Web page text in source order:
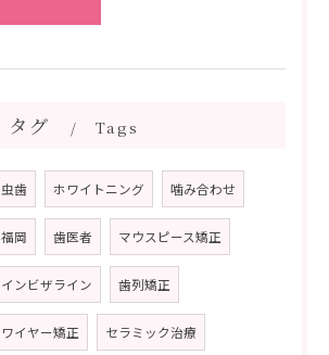
タグ Tags
虫歯 ホワイトニング 噛み合わせ
福岡 歯医者 マウスピース矯正
インビザライン 歯列矯正
ワイヤー矯正 セラミック治療